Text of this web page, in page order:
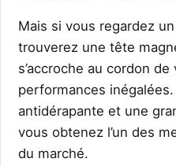
Mais si vous regardez
trouverez une tête
s’accroche au cordon
performances
antidérapante et une
vous obtenez l’un des
du marché.